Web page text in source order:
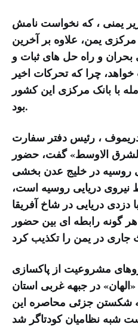
یمنی ، که نخواست نامش
یمن، علاوه بر آخرین
و راه حل های ثبات و
چرا که تحرکات اخیر
با بانک مرکزی این کشور
بود.
دریموف ، رئیس دفتر سفارت
الاوسط» گفت، حضور
روسیه در خلیج عدن بخشی
نیروی دریایی روسیه است،
دزدی دریایی در شاخ آفریقا
گونه رابطه ای بین حضور
مشروعیت از پاکسازی
در جبهه غربی استان
شکستن جزئی محاصره این